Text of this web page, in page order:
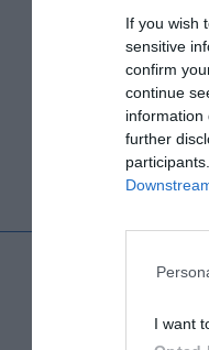
If you wish
sensitive
confirm
continue
information
further
I want